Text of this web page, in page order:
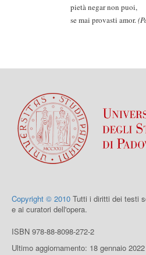
pietà negar non puoi,
se mai provasti amor.
Copyright © 2010 Tutti i diritti dei testi
e ai curatori dell'opera.
ISBN 978-88-8098-272-2
Ultimo aggiornamento: 18 gennaio 2022